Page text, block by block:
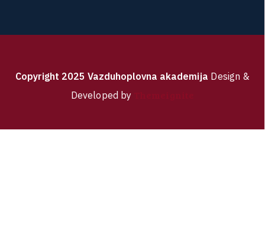
Copyright 2025 Vazduhoplovna akademija Design &
Developed by